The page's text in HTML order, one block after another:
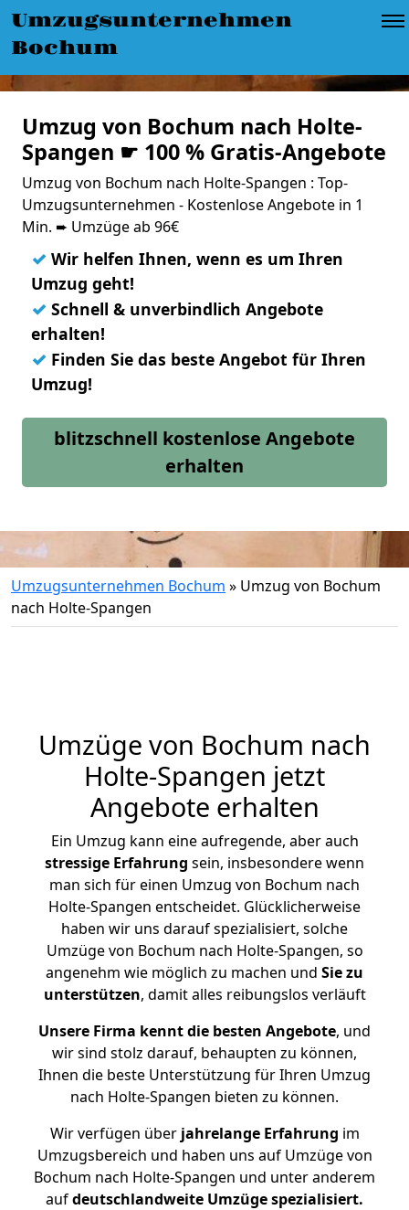
Umzugsunternehmen
Bochum
Umzug von Bochum nach Holte-
Spangen ☛ 100 % Gratis-Angebote
Umzug von Bochum nach Holte-Spangen : Top-
Umzugsunternehmen - Kostenlose Angebote in 1
Min. ➨ Umzüge ab 96€
✓ Wir helfen Ihnen, wenn es um Ihren
Umzug geht!
✓ Schnell & unverbindlich Angebote
erhalten!
✓ Finden Sie das beste Angebot für Ihren
Umzug!
blitzschnell kostenlose Angebote
erhalten
Umzugsunternehmen Bochum » Umzug von Bochum
nach Holte-Spangen
Umzüge von Bochum nach
Holte-Spangen jetzt
Angebote erhalten
Ein Umzug kann eine aufregende, aber auch
stressige Erfahrung sein, insbesondere wenn
man sich für einen Umzug von Bochum nach
Holte-Spangen entscheidet. Glücklicherweise
haben wir uns darauf spezialisiert, solche
Umzüge von Bochum nach Holte-Spangen, so
angenehm wie möglich zu machen und Sie zu
unterstützen, damit alles reibungslos verläuft
Unsere Firma kennt die besten Angebote, und
wir sind stolz darauf, behaupten zu können,
Ihnen die beste Unterstützung für Ihren Umzug
nach Holte-Spangen bieten zu können.
Wir verfügen überjahrelange Erfahrung im
Umzugsbereich und haben uns auf Umzüge von
Bochum nach Holte-Spangen und unter anderem
aufdeutschlandweite Umzüge spezialisiert.